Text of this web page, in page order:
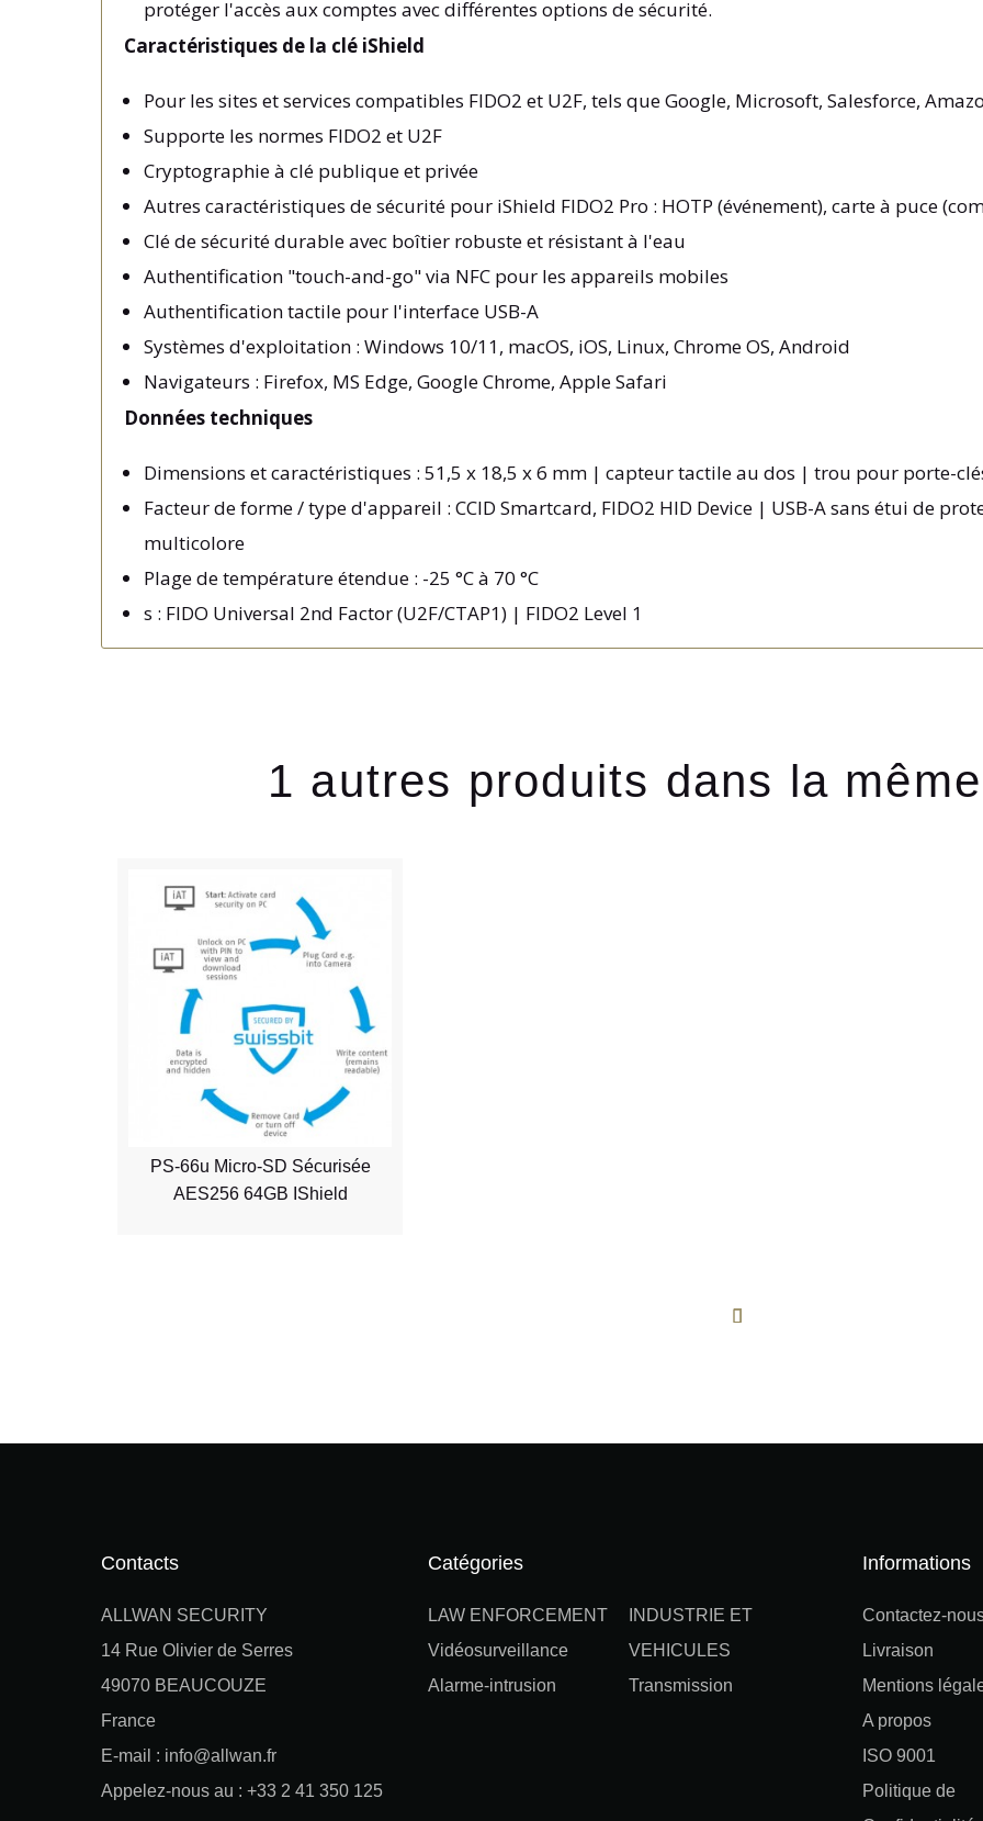
protéger l'accès aux comptes avec différentes options de sécurité.
Caractéristiques de la clé iShield
Pour les sites et services compatibles FIDO2 et U2F, tels que Google, Microsoft, Salesforce,
Supporte les normes FIDO2 et U2F
Cryptographie à clé publique et privée
Autres caractéristiques de sécurité pour iShield FIDO2 Pro : HOTP (événement), carte à puce
Clé de sécurité durable avec boîtier robuste et résistant à l'eau
Authentification "touch-and-go" via NFC pour les appareils mobiles
Authentification tactile pour l'interface USB-A
Systèmes d'exploitation : Windows 10/11, macOS, iOS, Linux, Chrome OS, Android
Navigateurs : Firefox, MS Edge, Google Chrome, Apple Safari
Données techniques
Dimensions et caractéristiques : 51,5 x 18,5 x 6 mm | capteur tactile au dos | trou pour porte-
Facteur de forme / type d'appareil : CCID Smartcard, FIDO2 HID Device | USB-A sans étui de
multicolore
Plage de température étendue : -25 °C à 70 °C
s : FIDO Universal 2nd Factor (U2F/CTAP1) | FIDO2 Level 1
1 autres produits dans la
PS-66u Micro-SD Sécurisée
AES256 64GB IShield
Contacts
ALLWAN SECURITY
14 Rue Olivier de Serres
49070 BEAUCOUZE
France
E-mail : info@allwan.fr
Appelez-nous au : +33 2 41 350 125
Catégories
INDUSTRIE ET
VEHICULES
LAW ENFORCEMENT
Vidéosurveillance
Transmission
Alarme-intrusion
Informations
Contactez-
Livraison
Mentions
A propos
ISO 9001
Politique de